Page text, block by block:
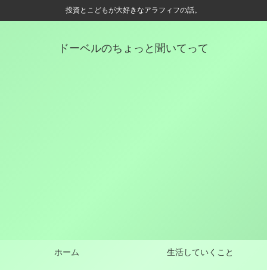
投資とこどもが大好きなアラフィフの話。
ドーベルのちょっと聞いてって
ホーム 生活していくこと